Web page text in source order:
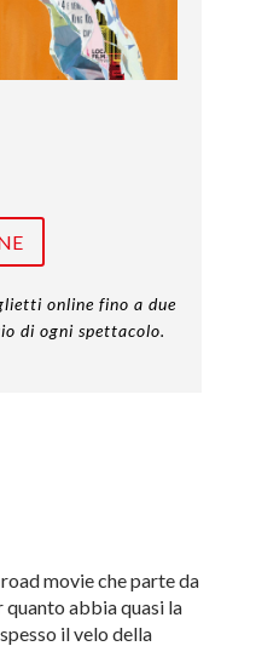
online fino a due
di ogni spettacolo.
movie che parte da
quanto abbia quasi la
il velo della